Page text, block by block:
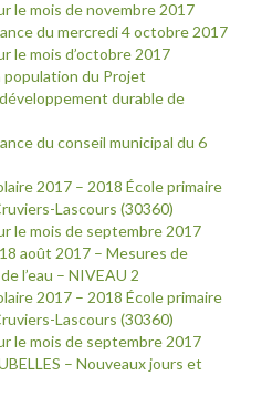
le mois de novembre 2017
du mercredi 4 octobre 2017
le mois d’octobre 2017
population du Projet
durable de
du conseil municipal du 6
2017 – 2018 École primaire
Lascours (30360)
le mois de septembre 2017
août 2017 – Mesures de
l’eau – NIVEAU 2
2017 – 2018 École primaire
Lascours (30360)
le mois de septembre 2017
– Nouveaux jours et